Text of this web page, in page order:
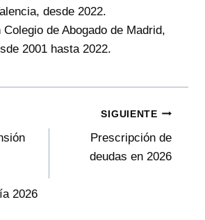
desde 2022.
Colegio de Abogado de Madrid,
2001 hasta 2022.
2026
SIGUIENTE
Prescripción de
deudas en 2026